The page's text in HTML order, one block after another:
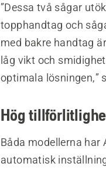
”Dessa två sågar
topphandtag och
med bakre handtag
låg vikt och
optimala lösningen,”
Hög
Båda modellerna
automatisk